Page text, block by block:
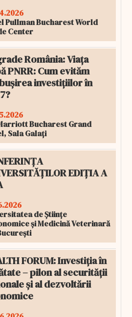
Pullman Bucharest World
Center
România: Viața
PNRR: Cum evităm
investițiilor în
Bucharest Grand
Sala Galați
EDIȚIA A
de Științe
și Medicină Veterinară
FORUM: Investiția în
– pilon al securității
și al dezvoltării